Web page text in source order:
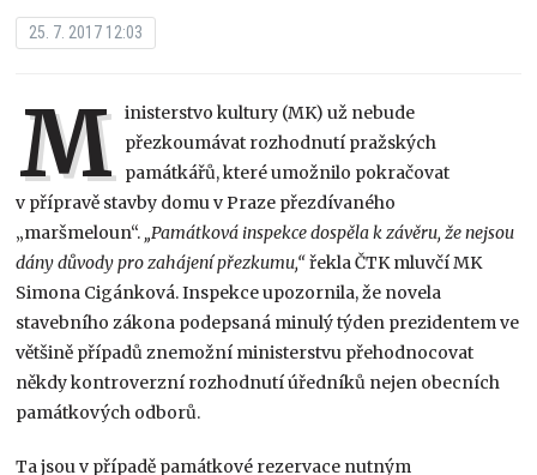
25. 7. 2017 12:03
M inisterstvo kultury (MK) už nebude
přezkoumávat rozhodnutí pražských
památkářů, které umožnilo pokračovat
v přípravě stavby domu v Praze přezdívaného
„maršmeloun“. „Památková inspekce dospěla k závěru, že nejsou
dány důvody pro zahájení přezkumu,“řekla ČTK mluvčí MK
Simona Cigánková. Inspekce upozornila, že novela
stavebního zákona podepsaná minulý týden prezidentem ve
většině případů znemožní ministerstvu přehodnocovat
někdy kontroverzní rozhodnutí úředníků nejen obecních
památkových odborů.
Ta jsou v případě památkové rezervace nutným